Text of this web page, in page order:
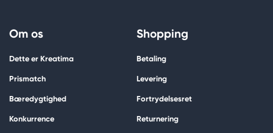
Om os
Dette er Kreatima
Prismatch
Bæredygtighed
Konkurrence
Shopping
Betaling
Levering
Fortrydelsesret
Returnering